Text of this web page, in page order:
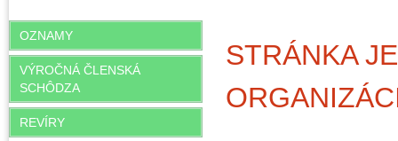
STRÁNKA
OZNAMY
VÝROČNÁ ČLENSKÁ
SCHÔDZA
REVÍRY